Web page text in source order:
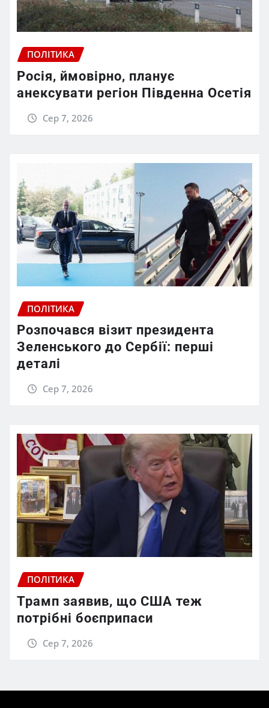
ПОЛІТИКА
Росія, ймовірно, планує
анексувати регіон Південна Осетія
Сер 7, 2026
ПОЛІТИКА
Розпочався візит президента
Зеленського до Сербії: перші
деталі
Сер 7, 2026
ПОЛІТИКА
Трамп заявив, що США теж
потрібні боєприпаси
Сер 7, 2026